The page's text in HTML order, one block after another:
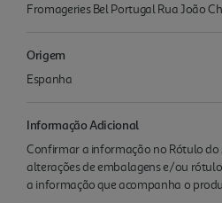
Fromageries Bel Portugal Rua João
Origem
Espanha
Informação Adicional
Confirmar a informação no Rótulo do
alterações de embalagens e/ou
a informação que acompanha o